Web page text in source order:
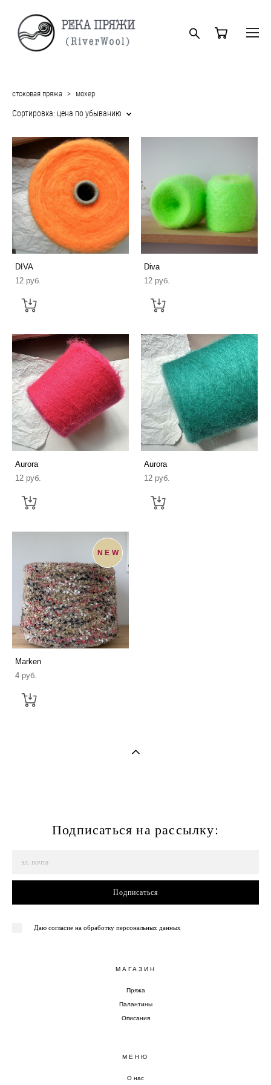
стоковая пряжа > мохер
Сортировка: цена по убыванию
DIVA
12 pуб.
Diva
12 pуб.
Aurora
12 pуб.
Aurora
12 pуб.
NEW
Marken
4 pуб.
Подписаться на рассылку:
Подписаться
Даю согласие на обработку персональных данных
МАГАЗИН
Пряжа
Палантины
Описания
МЕНЮ
О нас